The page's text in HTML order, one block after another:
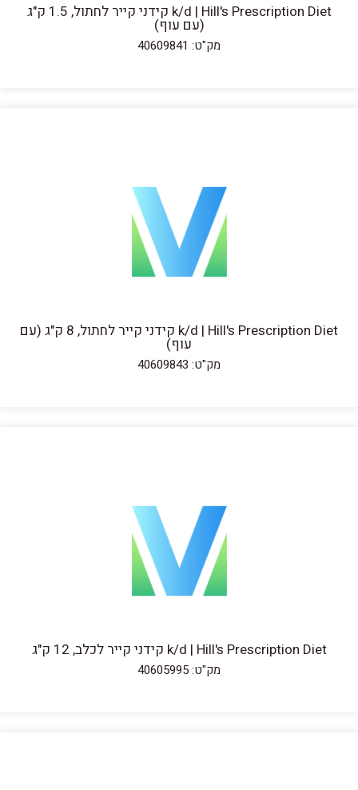
k/d | Hill's Prescription Diet קידני קייר לחתול, 1.5 ק"ג
(עם עוף)
מק"ט: 40609841
k/d | Hill's Prescription Diet קידני קייר לחתול, 8 ק"ג (עם
עוף)
מק"ט: 40609843
k/d | Hill's Prescription Diet קידני קייר לכלב, 12 ק"ג
מק"ט: 40605995